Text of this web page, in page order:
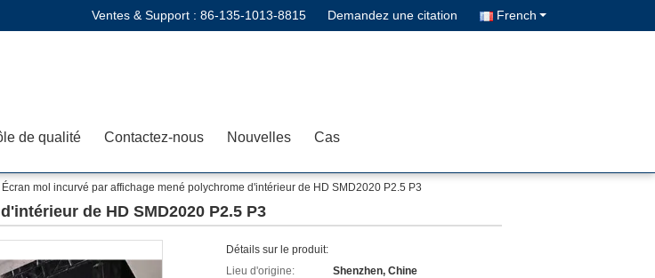
Ventes & Support : 86-135-1013-8815 Demandez une citation French
de qualité Contactez-nous Nouvelles Cas
Écran mol incurvé par affichage mené polychrome d'intérieur de HD SMD2020 P2.5 P3
de HD SMD2020 P2.5 P3
Détails sur le produit:
Lieu d'origine:
Shenzhen, Chine